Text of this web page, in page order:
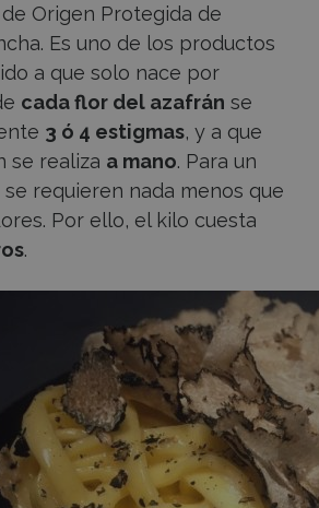
Origen Protegida de
Es uno de los productos
a que solo nace por
cada flor del azafrán se
3 ó 4 estigmas, y a que
se realiza a mano. Para un
requieren nada menos que
Por ello, el kilo cuesta
.